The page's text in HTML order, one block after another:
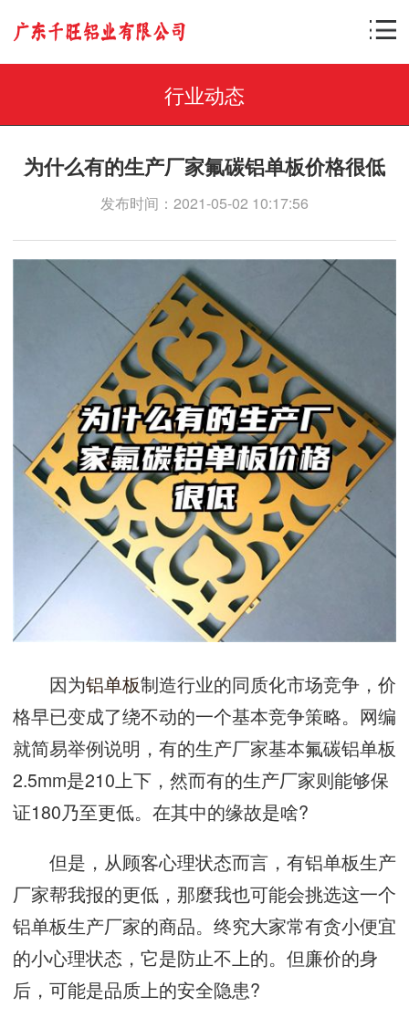
行业动态
为什么有的生产厂家氟碳铝单板价格很低
发布时间：2021-05-02 10:17:56
因为铝单板制造行业的同质化市场竞争，价
格早已变成了绕不动的一个基本竞争策略。网编
就简易举例说明，有的生产厂家基本氟碳铝单板
2.5mm是210上下，然而有的生产厂家则能够保
证180乃至更低。在其中的缘故是啥?
但是，从顾客心理状态而言，有铝单板生产
厂家帮我报的更低，那麼我也可能会挑选这一个
铝单板生产厂家的商品。终究大家常有贪小便宜
的小心理状态，它是防止不上的。但廉价的身
后，可能是品质上的安全隐患?